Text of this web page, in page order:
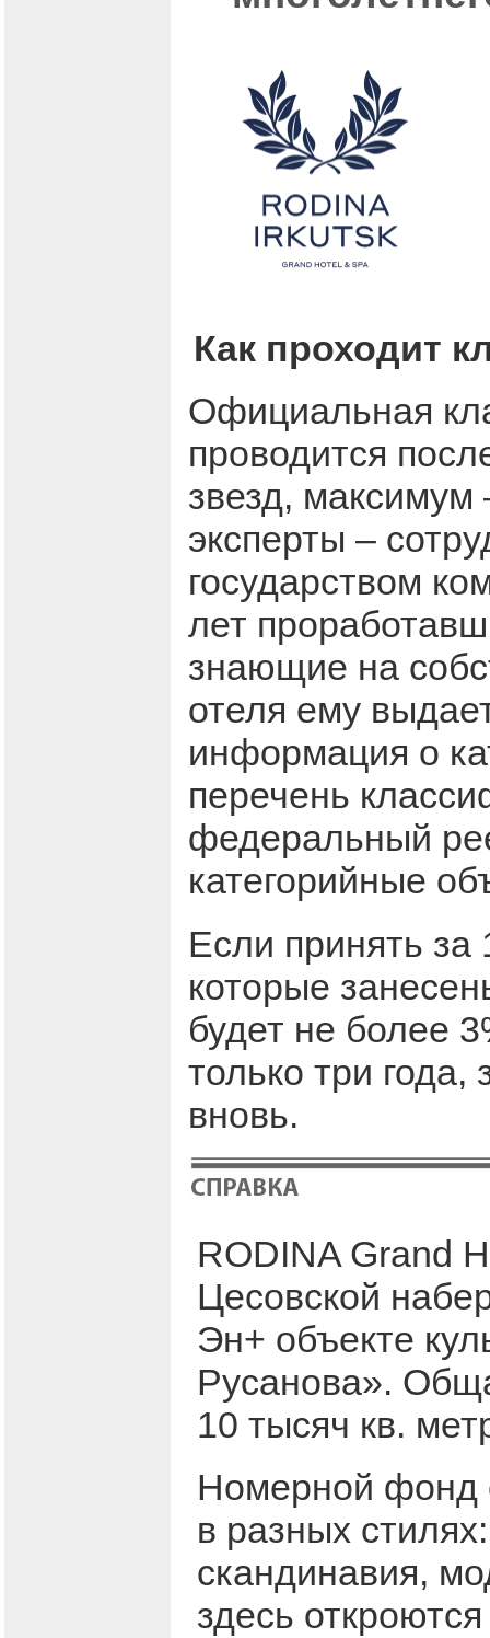
Как проходит
Официальная
проводится
звезд,
эксперты –
государством
лет
знающие на
отеля ему
информация о
перечень
федеральный
категорийные
Если принять
которые
будет не более
только три
вновь.
RODINA Grand
Цесовской
Эн+ объекте
Русанова».
10 тысяч кв.
Номерной фонд
в разных
скандинавия,
здесь